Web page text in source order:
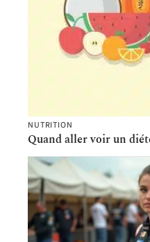
NUTRITION
Quand aller voir un